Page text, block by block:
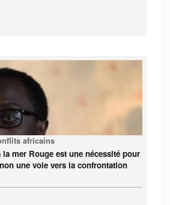
africains
la mer Rouge est une nécessité pour
une voie vers la confrontation